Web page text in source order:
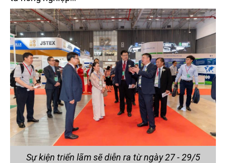
Sự kiện triển lãm sẽ diễn ra từ ngày 27 - 29/5